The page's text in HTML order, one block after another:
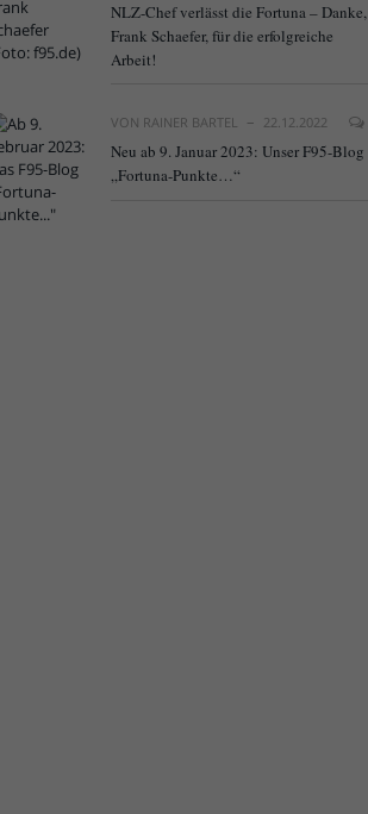
NLZ-Chef verlässt die Fortuna – Danke,
Frank Schaefer, für die erfolgreiche
Arbeit!
VON RAINER BARTEL 22.12.2022
Neu ab 9. Januar 2023: Unser F95-Blog
„Fortuna-Punkte…“